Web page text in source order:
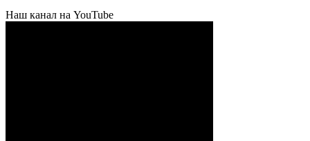
Наш канал на YouTube